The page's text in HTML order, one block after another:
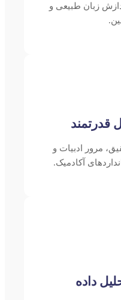
زبان طبیعی و
قدرتمند
مرور ادبیات و
آکادمیک.
داده